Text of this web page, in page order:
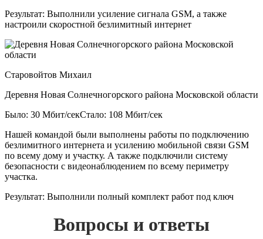
Результат: Выполнили усиление сигнала GSM, а также
настроили скоростной безлимитный интернет
Старовойтов Михаил
Деревня Новая Солнечногорского района Московской области
Было: 30 Мбит/секСтало: 108 Мбит/сек
Нашей командой были выполнены работы по подключению
безлимитного интернета и усилению мобильной связи GSM
по всему дому и участку. А также подключили систему
безопасности с видеонаблюдением по всему периметру
участка.
Результат: Выполнили полный комплект работ под ключ
Вопросы и ответы